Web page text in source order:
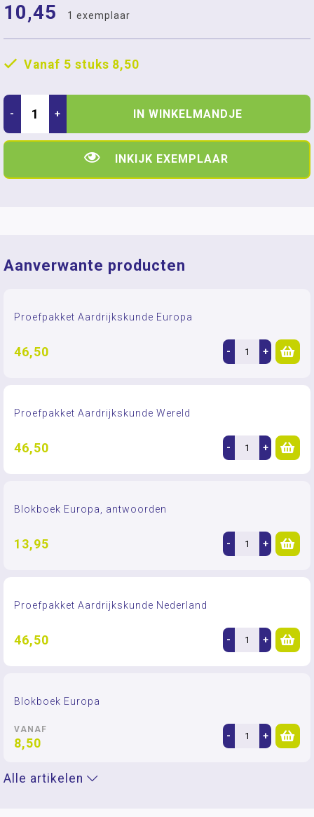
10,45 1 exemplaar
Vanaf 5 stuks 8,50
- + IN WINKELMANDJE
INKIJK EXEMPLAAR
Aanverwante producten
Proefpakket Aardrijkskunde Europa
46,50 - +
Proefpakket Aardrijkskunde Wereld
46,50 - +
Blokboek Europa, antwoorden
13,95 - +
Proefpakket Aardrijkskunde Nederland
46,50 - +
Blokboek Europa
VANAF
8,50 - +
Alle artikelen